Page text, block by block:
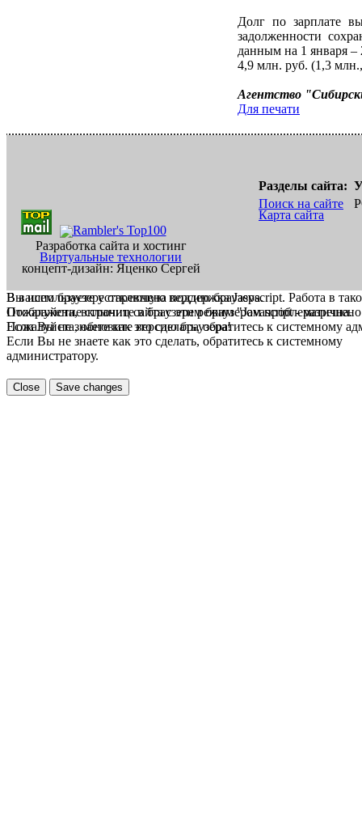
Долг по зарплате
задолженности
данным на 1 января –
4,9 млн. руб. (1,3
Агентство
Для печати
Разработка сайта и хостинг
Виртуальные технологии
концепт-дизайн: Яценко Сергей
Разделы сайта:
Поиск на сайте
Карта сайта
В вашем браузере отключена поддержка Jasvscript. Работа в
Пожалуйста, включите в браузере режим "Javascript -
Если Вы не знаете как это сделать, обратитесь к системному
Вы используете устаревшую версию браузера.
Отображение страниц сайта с этим браузером проблематична.
Пожалуйста, обновите версию браузера!
Если Вы не знаете как это сделать, обратитесь к системному
администратору.
Close Save changes